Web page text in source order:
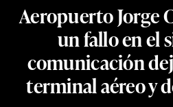
Aeropuerto Jorge
un fallo en el
comunicación
terminal aéreo y